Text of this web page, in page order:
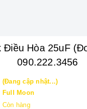
Điều Hòa 25uF
090.222.3456
(Đang cập nhật...)
Full Moon
Còn hàng